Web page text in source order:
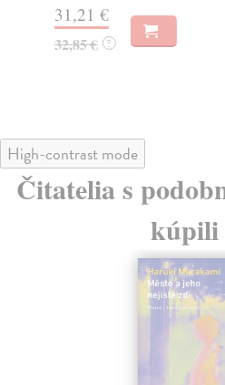
31,21 €
32,85 € ?
High-contrast mode
Čitatelia s
kúpili